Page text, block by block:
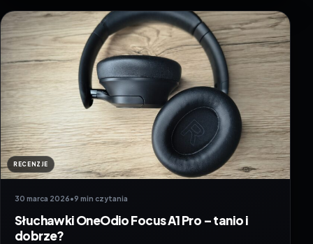
RECENZJE
30 marca 2026•9 min czytania
Słuchawki OneOdio Focus A1 Pro – tanio i
dobrze?